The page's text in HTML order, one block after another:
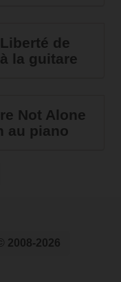
de
la guitare
Not Alone
au piano
2008-2026